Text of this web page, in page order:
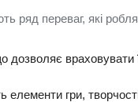
ряд переваг, які
дозволяє враховувати
гри,